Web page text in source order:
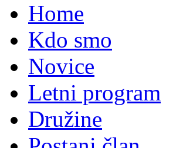
Home
Kdo smo
Novice
Letni program
Družine